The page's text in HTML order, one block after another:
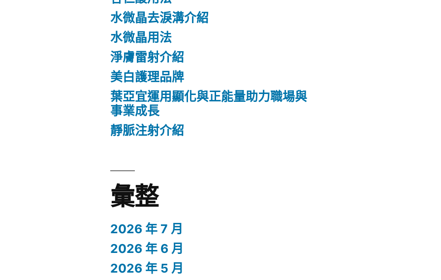
水微晶去淚溝介紹
水微晶用法
淨膚雷射介紹
美白護理品牌
葉亞宜運用顯化與正能量助力職場與
事業成長
靜脈注射介紹
彙整
2026 年 7 月
2026 年 6 月
2026 年 5 月